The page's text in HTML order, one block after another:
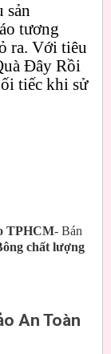
sản
tương
ra. Với tiêu
Đây Rồi
tiếc khi sử
TPHCM- Bán
chất lượng
An Toàn